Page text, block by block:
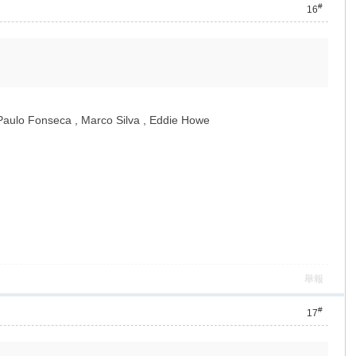
16#
Fonseca , Marco Silva , Eddie Howe
舉報
17#